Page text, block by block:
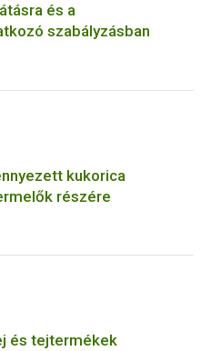
és a
szabályzásban
kukorica
részére
és tejtermékek